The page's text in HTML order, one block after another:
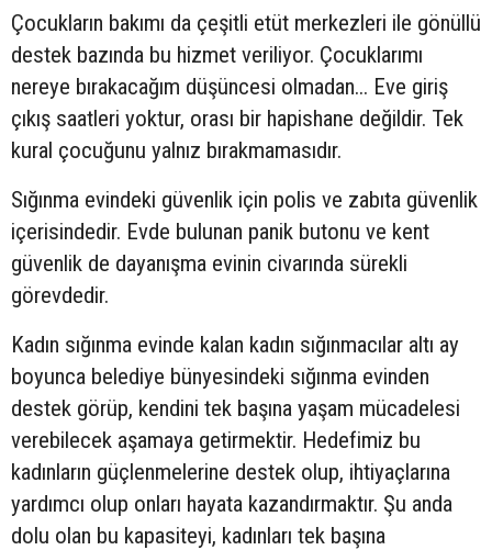
Çocukların bakımı da çeşitli etüt merkezleri ile gönüllü
destek bazında bu hizmet veriliyor. Çocuklarımı
nereye bırakacağım düşüncesi olmadan... Eve giriş
çıkış saatleri yoktur, orası bir hapishane değildir. Tek
kural çocuğunu yalnız bırakmamasıdır.
Sığınma evindeki güvenlik için polis ve zabıta güvenlik
içerisindedir. Evde bulunan panik butonu ve kent
güvenlik de dayanışma evinin civarında sürekli
görevdedir.
Kadın sığınma evinde kalan kadın sığınmacılar altı ay
boyunca belediye bünyesindeki sığınma evinden
destek görüp, kendini tek başına yaşam mücadelesi
verebilecek aşamaya getirmektir. Hedefimiz bu
kadınların güçlenmelerine destek olup, ihtiyaçlarına
yardımcı olup onları hayata kazandırmaktır. Şu anda
dolu olan bu kapasiteyi, kadınları tek başına